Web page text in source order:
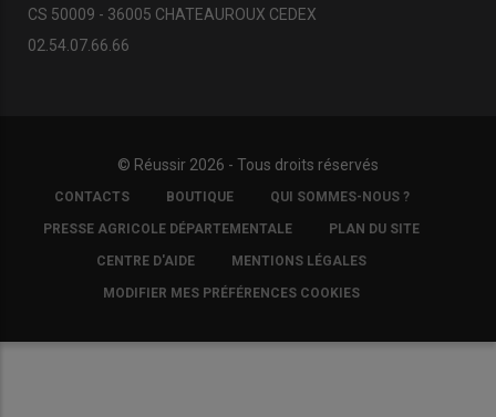
CS 50009 - 36005 CHATEAUROUX CEDEX
02.54.07.66.66
© Réussir 2026 - Tous droits réservés
FOOTER
COPYRIGHT
CONTACTS BOUTIQUE QUI SOMMES-NOUS ?
PRESSE AGRICOLE DÉPARTEMENTALE PLAN DU SITE
CENTRE D'AIDE MENTIONS LÉGALES
MODIFIER MES PRÉFÉRENCES COOKIES